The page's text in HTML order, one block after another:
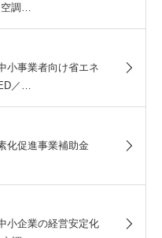
調…
小事業者向け省エネ
／…
化促進事業補助金
小企業の経営安定化